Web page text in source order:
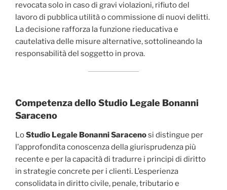
revocata solo in caso di gravi violazioni, rifiuto del
lavoro di pubblica utilità o commissione di nuovi delitti.
La decisione rafforza la funzione rieducativa e
cautelativa delle misure alternative, sottolineando la
responsabilità del soggetto in prova.
Competenza dello Studio Legale Bonanni
Saraceno
LoStudio Legale Bonanni Saracenosi distingue per
l’approfondita conoscenza della giurisprudenza più
recente e per la capacità di tradurre i principi di diritto
in strategie concrete per i clienti. L’esperienza
consolidata in diritto civile, penale, tributario e